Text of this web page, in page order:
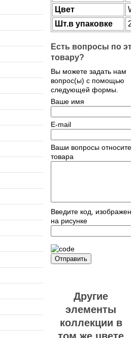
Цвет
Шт.в упаковке
2
Есть вопросы по
товару?
Вы можете задать нам
вопрос(ы) с помощью
следующей формы.
Ваше имя
E-mail
Ваши вопросы
товара
Введите код,
на рисунке
Отправить
Другие
элементы
коллекции в